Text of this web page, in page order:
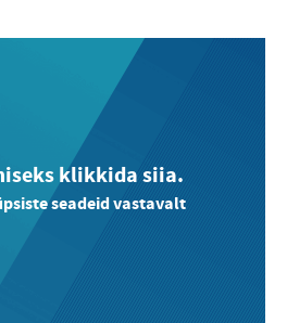
klikkida siia.
seadeid vastavalt